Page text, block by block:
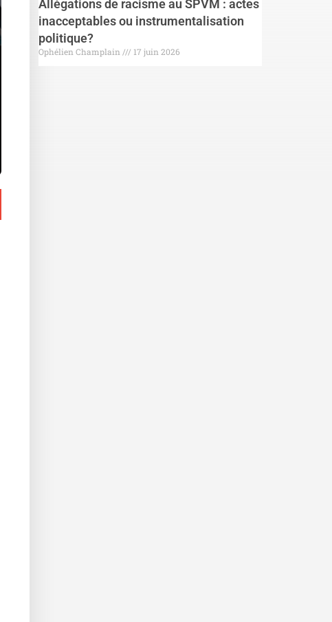
Allégations de racisme au SPVM : actes
inacceptables ou instrumentalisation
politique?
Ophélien Champlain 17 juin 2026